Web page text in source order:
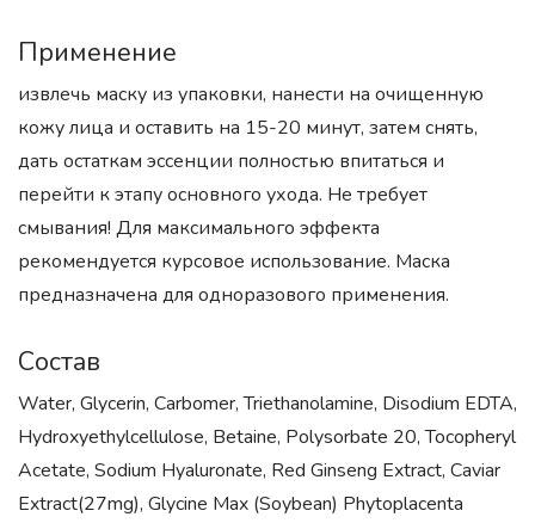
Применение
извлечь маску из упаковки, нанести на очищенную
кожу лица и оставить на 15-20 минут, затем снять,
дать остаткам эссенции полностью впитаться и
перейти к этапу основного ухода. Не требует
смывания! Для максимального эффекта
рекомендуется курсовое использование. Маска
предназначена для одноразового применения.
Состав
Water, Glycerin, Carbomer, Triethanolamine, Disodium EDTA,
Hydroxyethylcellulose, Betaine, Polysorbate 20, Tocopheryl
Acetate, Sodium Hyaluronate, Red Ginseng Extract, Caviar
Extract(27mg), Glycine Max (Soybean) Phytoplacenta